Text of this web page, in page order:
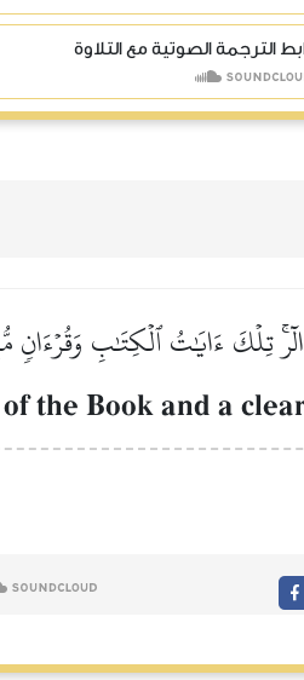
الترجمة الصوتية مع التلاوة
الٓرۚ تِلۡكَ ءَايَٰتُ ٱلۡكِتَٰبِ وَقُرۡءَانٖ
the Book and a